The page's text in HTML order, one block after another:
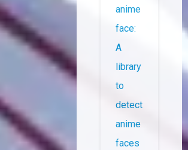
anime
face:
A
library
to
detect
anime
faces